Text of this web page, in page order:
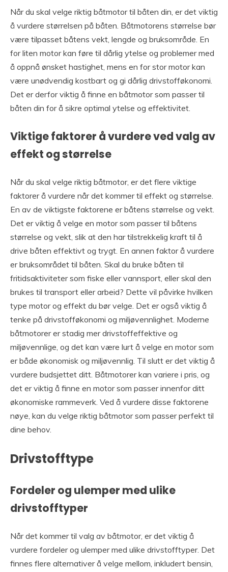
Når du skal velge riktig båtmotor til båten din, er det viktig
å vurdere størrelsen på båten. Båtmotorens størrelse bør
være tilpasset båtens vekt, lengde og bruksområde. En
for liten motor kan føre til dårlig ytelse og problemer med
å oppnå ønsket hastighet, mens en for stor motor kan
være unødvendig kostbart og gi dårlig drivstofføkonomi.
Det er derfor viktig å finne en båtmotor som passer til
båten din for å sikre optimal ytelse og effektivitet.
Viktige faktorer å vurdere ved valg av
effekt og størrelse
Når du skal velge riktig båtmotor, er det flere viktige
faktorer å vurdere når det kommer til effekt og størrelse.
En av de viktigste faktorene er båtens størrelse og vekt.
Det er viktig å velge en motor som passer til båtens
størrelse og vekt, slik at den har tilstrekkelig kraft til å
drive båten effektivt og trygt. En annen faktor å vurdere
er bruksområdet til båten. Skal du bruke båten til
fritidsaktiviteter som fiske eller vannsport, eller skal den
brukes til transport eller arbeid? Dette vil påvirke hvilken
type motor og effekt du bør velge. Det er også viktig å
tenke på drivstofføkonomi og miljøvennlighet. Moderne
båtmotorer er stadig mer drivstoffeffektive og
miljøvennlige, og det kan være lurt å velge en motor som
er både økonomisk og miljøvennlig. Til slutt er det viktig å
vurdere budsjettet ditt. Båtmotorer kan variere i pris, og
det er viktig å finne en motor som passer innenfor ditt
økonomiske rammeverk. Ved å vurdere disse faktorene
nøye, kan du velge riktig båtmotor som passer perfekt til
dine behov.
Drivstofftype
Fordeler og ulemper med ulike
drivstofftyper
Når det kommer til valg av båtmotor, er det viktig å
vurdere fordeler og ulemper med ulike drivstofftyper. Det
finnes flere alternativer å velge mellom, inkludert bensin,